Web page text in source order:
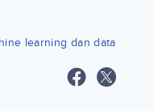
learning dan data